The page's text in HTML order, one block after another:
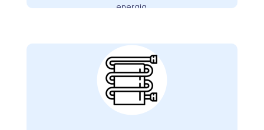
energia.
Limpeza das
Serpentinas do
Condensador na
Augusta